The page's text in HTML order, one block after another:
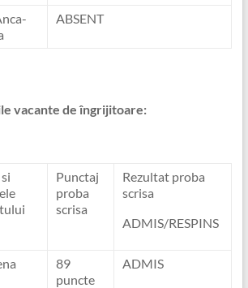
ABSENT
vacante de îngrijitoare:
Punctaj
proba
scrisa
Rezultat proba
scrisa
ADMIS/RESPINS
89
puncte
ADMIS